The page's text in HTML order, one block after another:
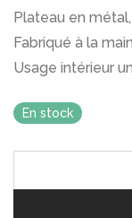
Plateau en
Fabriqué à la
Usage intérieur
En stock